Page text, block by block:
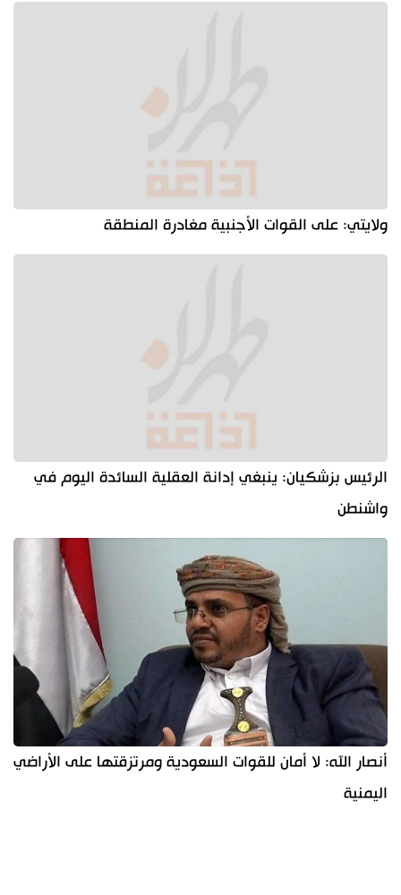
ولايتي: على القوات الأجنبية مغادرة المنطقة
الرئيس بزشكيان: ينبغي إدانة العقلية السائدة اليوم في
واشنطن
أنصار الله: لا أمان للقوات السعودية ومرتزقتها على الأراضي
اليمنية